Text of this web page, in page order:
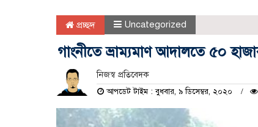
প্রচ্ছদ Uncategorized
গাংনীতে ভ্রাম্যমাণ আদালতে ৫০
নিজস্ব প্রতিবেদক
আপডেট টাইম : বুধবার, ৯ ডিসেম্বর, ২০২০